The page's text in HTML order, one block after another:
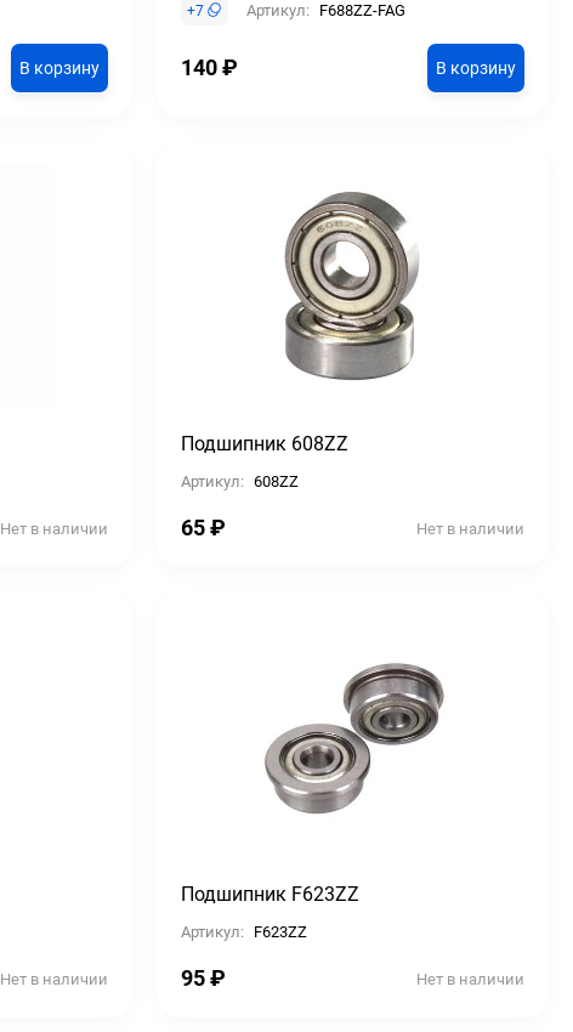
В корзину
+7 Артикул: F688ZZ-FAG
140₽ В корзину
Нет в наличии
Подшипник 608ZZ
Артикул: 608ZZ
65₽ Нет в наличии
Нет в наличии
Подшипник F623ZZ
Артикул: F623ZZ
95₽ Нет в наличии